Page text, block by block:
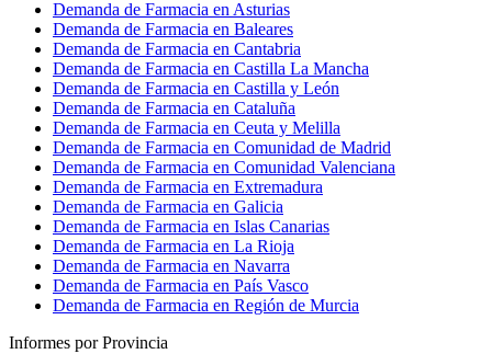
Demanda de Farmacia en Asturias
Demanda de Farmacia en Baleares
Demanda de Farmacia en Cantabria
Demanda de Farmacia en Castilla La Mancha
Demanda de Farmacia en Castilla y León
Demanda de Farmacia en Cataluña
Demanda de Farmacia en Ceuta y Melilla
Demanda de Farmacia en Comunidad de Madrid
Demanda de Farmacia en Comunidad Valenciana
Demanda de Farmacia en Extremadura
Demanda de Farmacia en Galicia
Demanda de Farmacia en Islas Canarias
Demanda de Farmacia en La Rioja
Demanda de Farmacia en Navarra
Demanda de Farmacia en País Vasco
Demanda de Farmacia en Región de Murcia
Informes por Provincia